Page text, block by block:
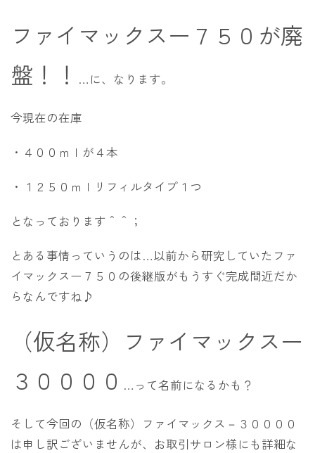
ファイマックスー７５０が廃
盤！！
…に、なります。
今現在の在庫
・４００ｍｌが４本
・１２５０ｍｌリフィルタイプ１つ
となっております＾＾；
とある事情っていうのは…以前から研究していたファ
イマックスー７５０の後継版がもうすぐ完成間近だか
らなんですね♪
（仮名称）ファイマックスー
３００００ …って名前になるかも？
そして今回の（仮名称）ファイマックス－３００００
は申し訳ございませんが、お取引サロン様にも詳細な